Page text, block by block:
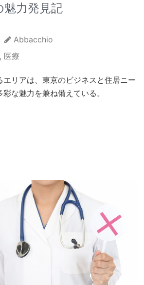
魅力発見記
Abbacchio
, 医療
エリアは、東京のビジネスと住居ニー
な魅力を兼ね備えている。